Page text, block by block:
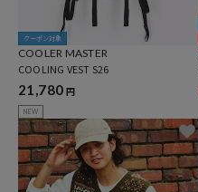
クーポン対象
COOLER MASTER
COOLING VEST S26
21,780 円
NEW